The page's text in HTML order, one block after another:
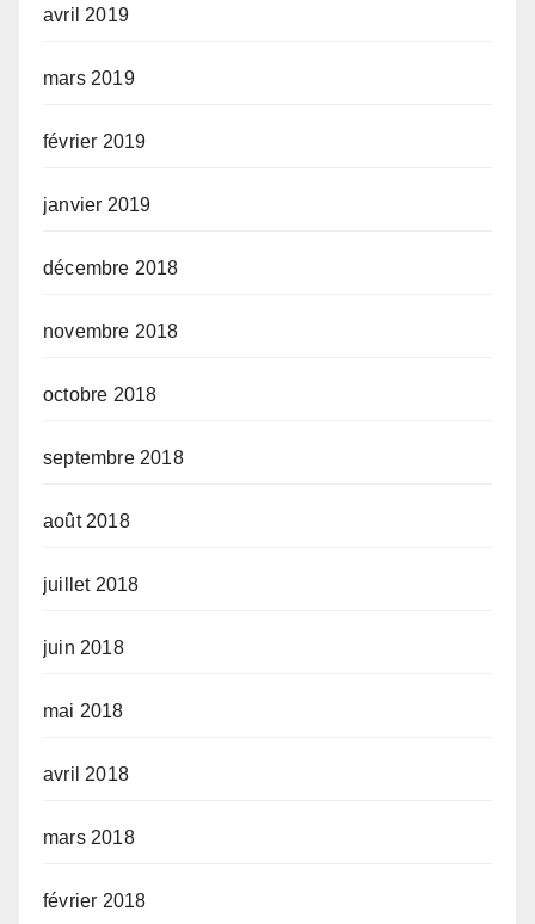
avril 2019
mars 2019
février 2019
janvier 2019
décembre 2018
novembre 2018
octobre 2018
septembre 2018
août 2018
juillet 2018
juin 2018
mai 2018
avril 2018
mars 2018
février 2018